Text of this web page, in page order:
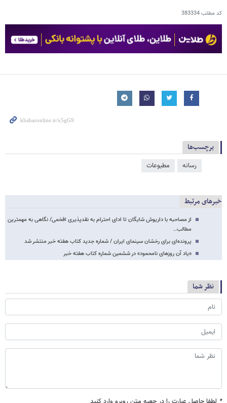
کد مطلب383334
برچسب‌ها
رسانه مطبوعات
خبرهای مرتبط
از مصاحبه با داریوش شایگان تا ادای احترام به نقدپذیری افخمی/ نگاهی به مهمترین
مطالب…
پرونده‌ای برای رخشان سینمای ایران / شماره جدید کتاب هفته خبر منتشر شد
«یاد آن روزهای نامحمود» در ششمین شماره کتاب هفته خبر
نظر شما